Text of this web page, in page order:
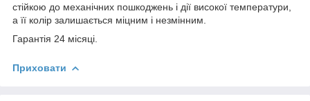
стійкою до механічних пошкоджень і дії високої температури,
а її колір залишається міцним і незмінним.
Гарантія 24 місяці.
Приховати